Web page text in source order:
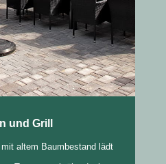
und Grill
altem Baumbestand lädt